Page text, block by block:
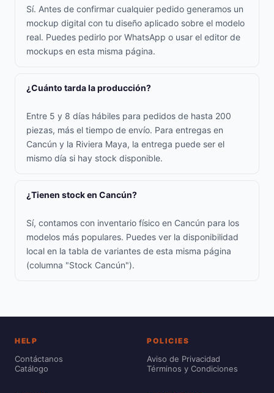
Sí. Antes de confirmar cualquier pedido generamos un
mockup digital con tu diseño aplicado sobre el modelo
real. Puedes pedirlo por WhatsApp o usar el editor de
mockups en esta misma página.
¿Cuánto tarda la producción?
Entre 5 y 8 días hábiles para pedidos de hasta 200
piezas, más el tiempo de envío. Para entregas en
Cancún y la Riviera Maya, la entrega puede ser el
mismo día si hay stock disponible.
¿Tienen stock en Cancún?
Sí, contamos con inventario físico en Cancún para los
modelos más populares. Puedes ver la disponibilidad
local en la tabla de variantes de esta misma página
(columna "Stock Cancún").
HELP
Contáctanos
Catálogo
POLICIES
Aviso de Privacidad
Términos y Condiciones